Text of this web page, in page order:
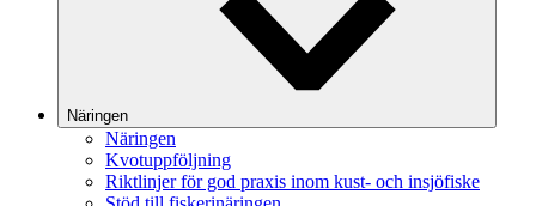
Näringen
Näringen
Kvotuppföljning
Riktlinjer för god praxis inom kust- och insjöfiske